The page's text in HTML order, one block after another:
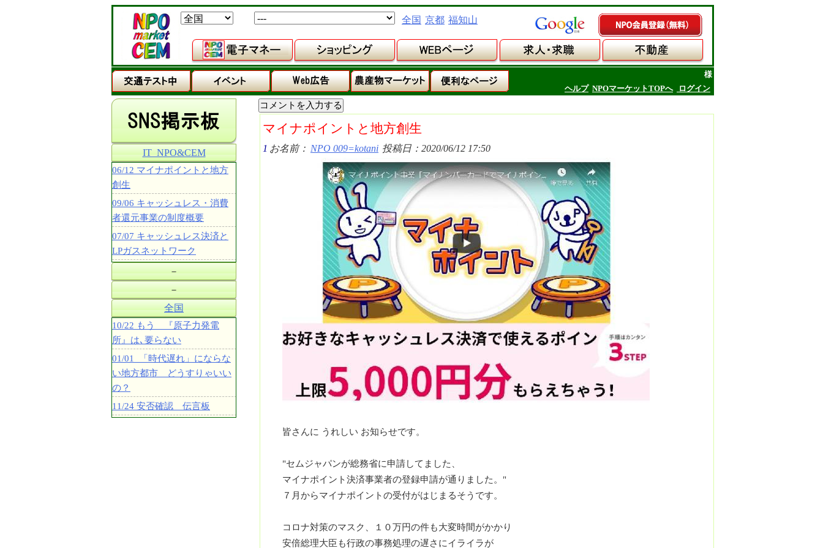
全国 京都 福知山
様
ヘルプ NPOマーケットTOPへ ログイン
マイナポイントと地方創生
1 お名前： NPO 009=kotani 投稿日：2020/06/12 17:50
皆さんに うれしい お知らせです。
"セムジャパンが総務省に申請してました、
マイナポイント決済事業者の登録申請が通りました。"
７月からマイナポイントの受付がはじまるそうです。
コロナ対策のマスク、１０万円の件も大変時間がかかり
安倍総理大臣も行政の事務処理の遅さにイライラが
IT_NPO&CEM
06/12 マイナポイントと地方
創生
09/06 キャッシュレス・消費
者還元事業の制度概要
07/07 キャッシュレス決済と
LPガスネットワーク
－
－
全国
10/22 もう 『原子力発電
所』は､要らない
01/01 「時代遅れ」にならな
い地方都市 どうすりゃいい
の？
11/24 安否確認 伝言板